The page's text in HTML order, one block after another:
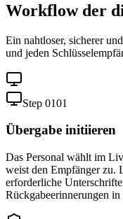
Workflow der
Ein nahtloser, sicherer
und jeden
Step 0101
Übergabe initiieren
Das Personal wählt im
weist den Empfänger zu.
erforderliche
Rückgabeerinnerungen in